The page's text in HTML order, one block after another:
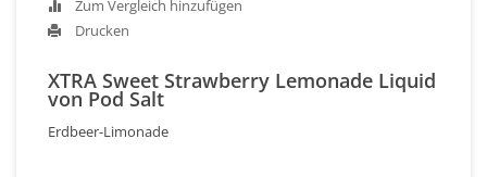
Zum Vergleich hinzufügen
Drucken
XTRA Sweet Strawberry Lemonade Liquid
von Pod Salt
Erdbeer-Limonade